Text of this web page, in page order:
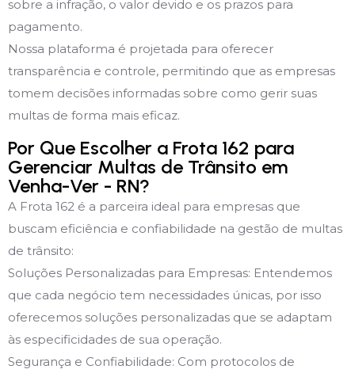
sobre a infração, o valor devido e os prazos para
pagamento.
Nossa plataforma é projetada para oferecer
transparência e controle, permitindo que as empresas
tomem decisões informadas sobre como gerir suas
multas de forma mais eficaz.
Por Que Escolher a Frota 162 para
Gerenciar Multas de Trânsito em
Venha-Ver - RN?
A Frota 162 é a parceira ideal para empresas que
buscam eficiência e confiabilidade na gestão de multas
de trânsito:
Soluções Personalizadas para Empresas: Entendemos
que cada negócio tem necessidades únicas, por isso
oferecemos soluções personalizadas que se adaptam
às especificidades de sua operação.
Segurança e Confiabilidade: Com protocolos de